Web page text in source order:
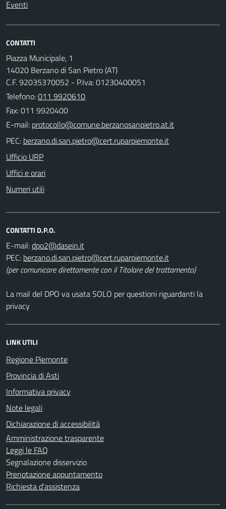
Eventi
CONTATTI
Piazza Municipale, 1
14020 Berzano di San Pietro (AT)
C.F. 92035370052 - P.Iva: 01230400051
Telefono:011 9920610
Fax: 011 9920400
E-mail:
PEC:
Ufficio URP
Uffici e orari
Numeri utili
CONTATTI D.P.O.
E-mail:
PEC:
(per comunicare direttamente con il Titolare del trattamento)
La mail del DPO va usata SOLO per questioni riguardanti la
privacy
LINK UTILI
Regione Piemonte
Provincia di Asti
Informativa privacy
Note legali
Dichiarazione di accessibilità
Amministrazione trasparente
Leggi le FAQ
Segnalazione disservizio
Prenotazione appuntamento
Richiesta d'assistenza